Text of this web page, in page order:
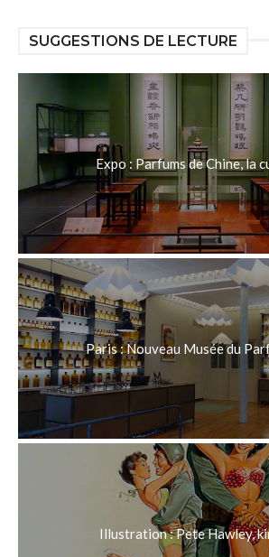
SUGGESTIONS DE LECTURE
Expo : Parfums de Chine, la
Paris : Nouveau Musée du
Illustration : Pete Hawley,